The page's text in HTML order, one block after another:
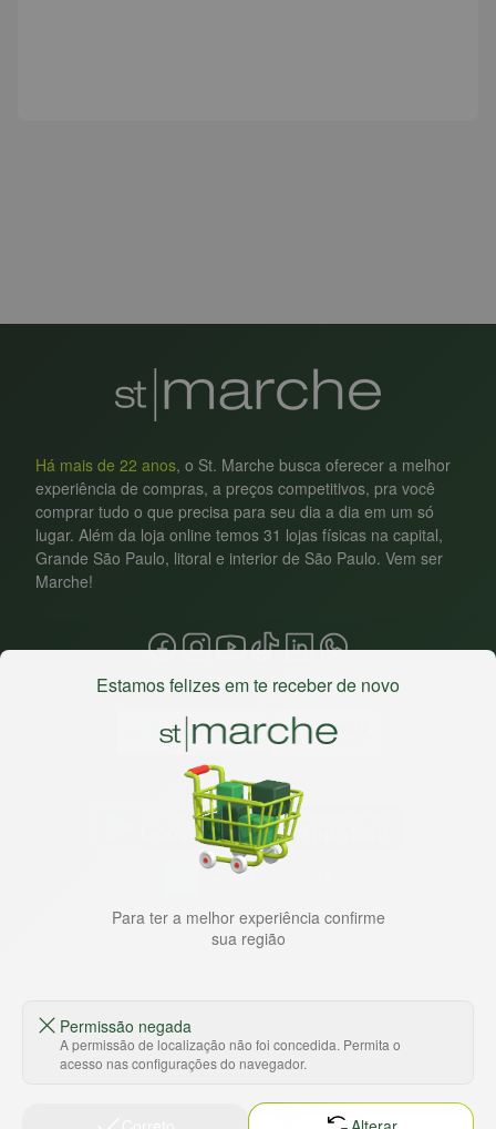
Há mais de 22 anos, o St. Marche busca oferecer a melhor
experiência de compras, a preços competitivos, pra você
comprar tudo o que precisa para seu dia a dia em um só
lugar. Além da loja online temos 31 lojas físicas na capital,
Grande São Paulo, litoral e interior de São Paulo. Vem ser
Marche!
CNPJ: 09.000.493/0002-15
Ajuda e Suporte
Trabalhe conosco
Termos e políticas
Política de reembolso
Baixe nosso app
Estamos felizes em te receber de novo
Para ter a melhor experiência confirme
sua região
Permissão negada
A permissão de localização não foi concedida. Permita o
acesso nas configurações do navegador.